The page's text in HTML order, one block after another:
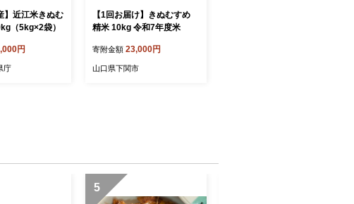
】近江米きぬむ
（5kg×2袋）
円
庁
【1回お届け】きぬむすめ
精米 10kg 令和7年度米
寄附金額 23,000円
山口県下関市
5